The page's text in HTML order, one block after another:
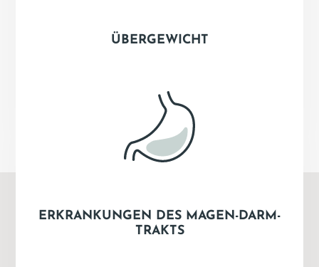
ÜBERGEWICHT
ERKRANKUNGEN DES MAGEN-DARM-
TRAKTS